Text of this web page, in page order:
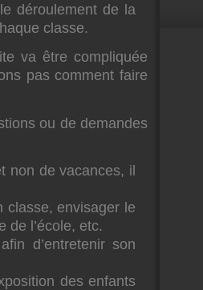
déroulement de la
classe.
va être compliquée
pas comment faire
ou de demandes
non de vacances, il
classe, envisager le
de l’école, etc.
d’entretenir son
des enfants